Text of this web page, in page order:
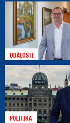
UDÁLOSTI
POLITIKA